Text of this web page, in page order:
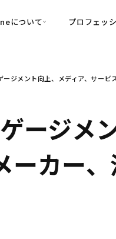
について
化
Commune Voice
る信頼起点経営基盤
CRM（旧：
）
ケーションの変革を支援
プロフェッ
・
ージメント向上、メディア、サー
ージメ
ーカー